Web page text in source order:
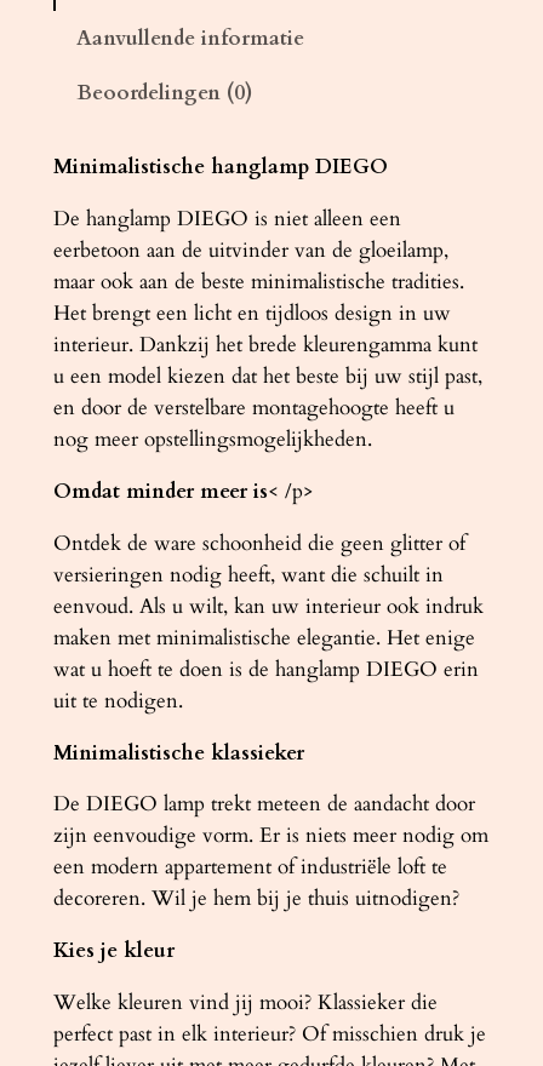
G
3
g
r
i
j
s
a
a
t
a
l
Aanvullende informatie
Beoordelingen (0)
Minimalistische hanglamp DIEGO
De hanglamp DIEGO is niet alleen een
eerbetoon aan de uitvinder van de gloeilamp,
maar ook aan de beste minimalistische tradities.
Het brengt een licht en tijdloos design in uw
interieur. Dankzij het brede kleurengamma kunt
u een model kiezen dat het beste bij uw stijl past,
en door de verstelbare montagehoogte heeft u
nog meer opstellingsmogelijkheden.
Omdat minder meer is< /p>
Ontdek de ware schoonheid die geen glitter of
versieringen nodig heeft, want die schuilt in
eenvoud. Als u wilt, kan uw interieur ook indruk
maken met minimalistische elegantie. Het enige
wat u hoeft te doen is de hanglamp DIEGO erin
uit te nodigen.
Minimalistische klassieker
De DIEGO lamp trekt meteen de aandacht door
zijn eenvoudige vorm. Er is niets meer nodig om
een ​​modern appartement of industriële loft te
decoreren. Wil je hem bij je thuis uitnodigen?
Kies je kleur
Welke kleuren vind jij mooi? Klassieker die
perfect past in elk interieur? Of misschien druk je